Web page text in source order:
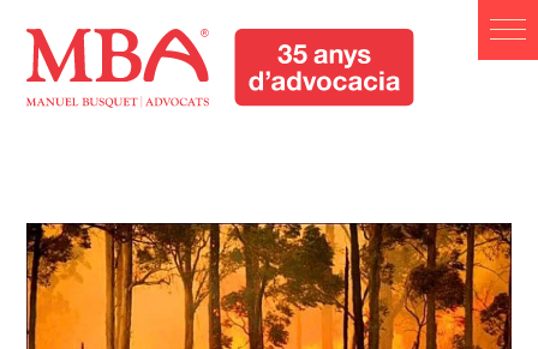
Manuel Busquet Advocats Manresa. Serveis Jurídics
Barcelona